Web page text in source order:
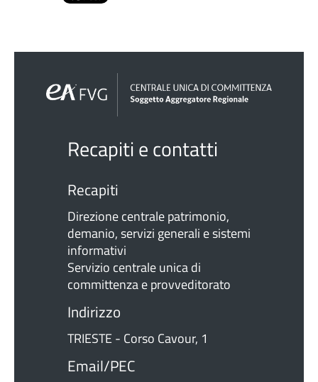
Recapiti e contatti
Recapiti
Direzione centrale patrimonio,
demanio, servizi generali e sistemi
informativi
Servizio centrale unica di
committenza e provveditorato
Indirizzo
TRIESTE - Corso Cavour, 1
Email/PEC